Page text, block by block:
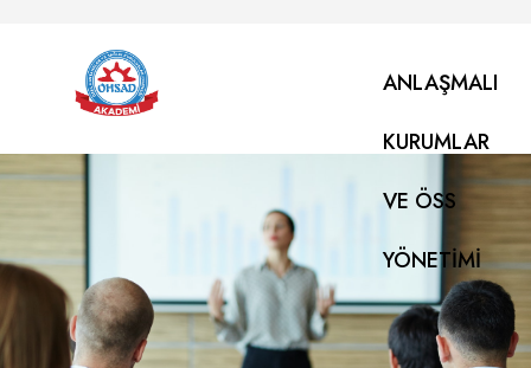
ANLAŞMALI
KURUMLAR
VE ÖSS
YÖNETIMI